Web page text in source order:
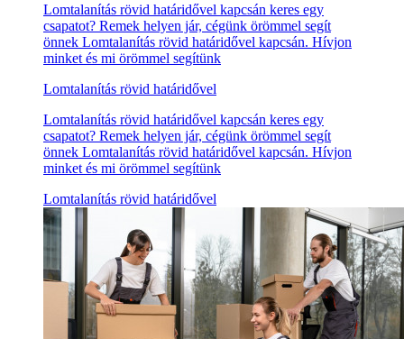
Lomtalanítás rövid határidővel kapcsán keres egy
csapatot? Remek helyen jár, cégünk örömmel segít
önnek Lomtalanítás rövid határidővel kapcsán. Hívjon
minket és mi örömmel segítünk
Lomtalanítás rövid határidővel
Lomtalanítás rövid határidővel kapcsán keres egy
csapatot? Remek helyen jár, cégünk örömmel segít
önnek Lomtalanítás rövid határidővel kapcsán. Hívjon
minket és mi örömmel segítünk
Lomtalanítás rövid határidővel